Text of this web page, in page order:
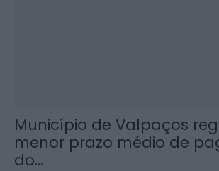
Município de Valpaços
menor prazo médio de
do...